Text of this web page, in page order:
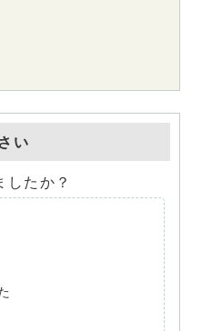
い
したか？